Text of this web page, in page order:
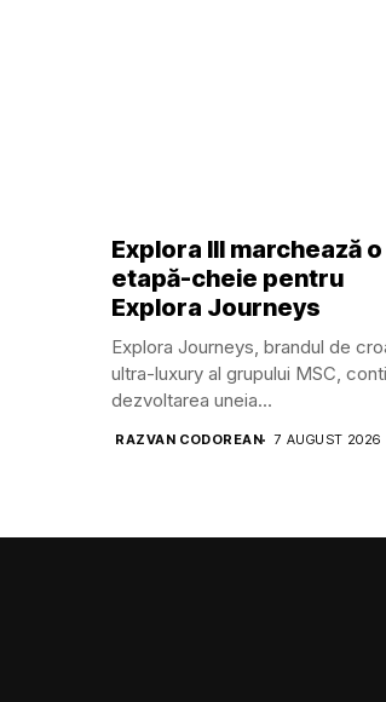
Explora III marchează o
etapă-cheie pentru
Explora Journeys
Explora Journeys, brandul de
ultra-luxury al grupului MSC,
dezvoltarea uneia...
RAZVAN CODOREAN 7 AUGUST 2026